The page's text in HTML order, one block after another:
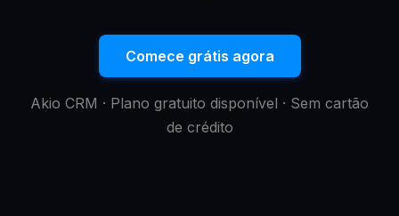
Comece grátis agora
Akio CRM · Plano gratuito disponível · Sem cartão
de crédito